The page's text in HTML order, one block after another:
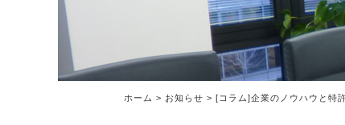
ホーム > お知らせ > [コラム]企業のノウハウと特